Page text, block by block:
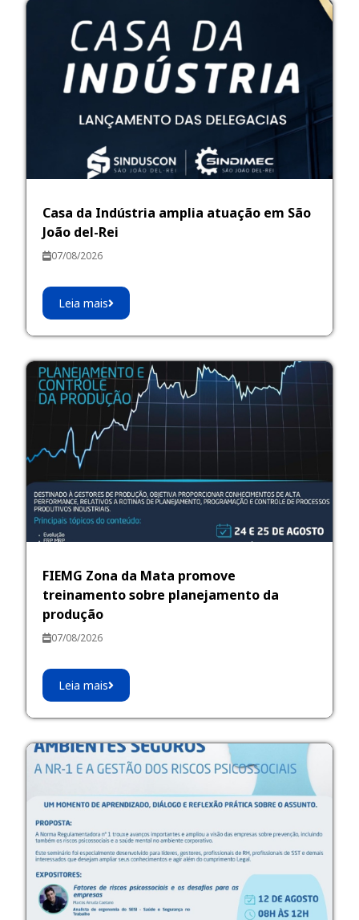
Casa da Indústria amplia atuação em São
João del-Rei
07/08/2026
Leia mais
FIEMG Zona da Mata promove
treinamento sobre planejamento da
produção
07/08/2026
Leia mais